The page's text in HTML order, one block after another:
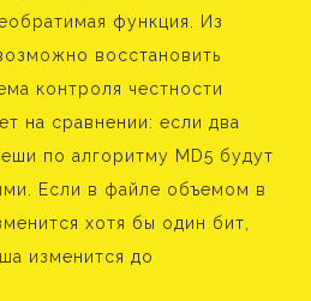
функция. Из
восстановить
контроля честности
на сравнении: если два
по алгоритму MD5 будут
Если в файле объемом в
хотя бы один бит,
изменится до